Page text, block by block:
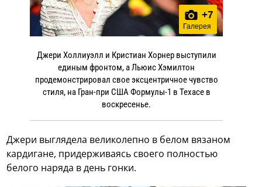
+7
Галерея
Джери Холлиуэлл и Кристиан Хорнер выступили
единым фронтом, а Льюис Хэмилтон
продемонстрировал свое эксцентричное чувство
стиля, на Гран-при США Формулы-1 в Техасе в
воскресенье.
Джери выглядела великолепно в белом вязаном
кардигане, придерживаясь своего полностью
белого наряда в день гонки.